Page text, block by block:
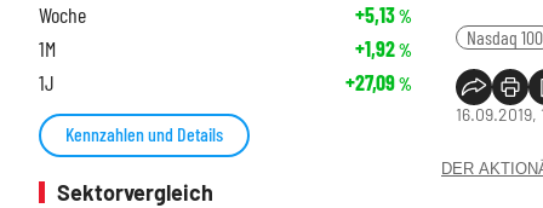
Nasdaq 100
16.09.2019,
DER
Woche +5,13%
1M +1,92%
1J +27,09%
Kennzahlen und Details
Sektorvergleich